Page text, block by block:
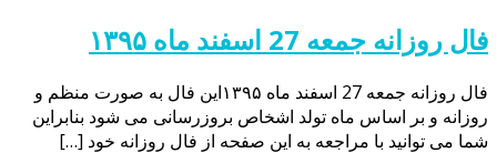
فال روزانه جمعه 27 اسفند ماه ۱۳۹۵
فال روزانه جمعه 27 اسفند ماه ۱۳۹۵این فال به صورت منظم و
روزانه و بر اساس ماه تولد اشخاص بروزرسانی می شود بنابراین
شما می توانید با مراجعه به این صفحه از فال روزانه خود […]